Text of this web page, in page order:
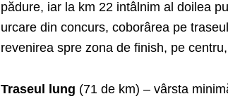
pădure, iar la km 22 intâlnim al doilea
urcare din concurs, coborârea pe
revenirea spre zona de finish, pe
Traseul lung (71 de km) – vârsta